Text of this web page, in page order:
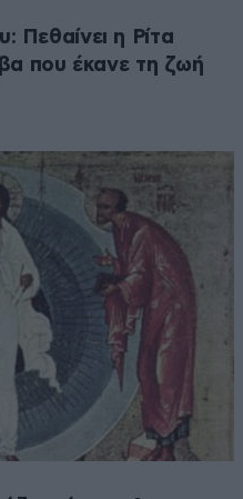
Πεθαίνει η Ρίτα
που έκανε τη ζωή